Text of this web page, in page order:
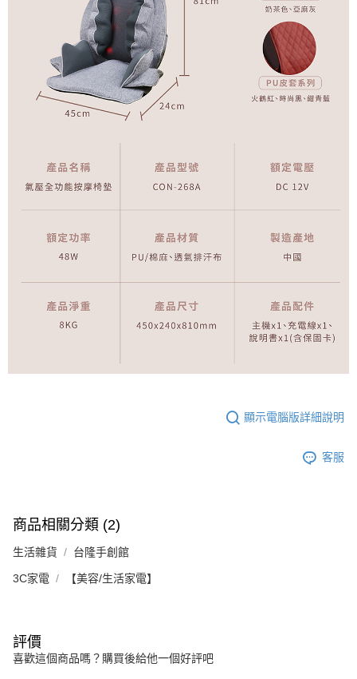
顯示電腦版詳細說明
客服
商品相關分類 (2)
生活雜貨 台隆手創館
3C家電 【美容/生活家電】
評價
喜歡這個商品嗎？購買後給他一個好評吧